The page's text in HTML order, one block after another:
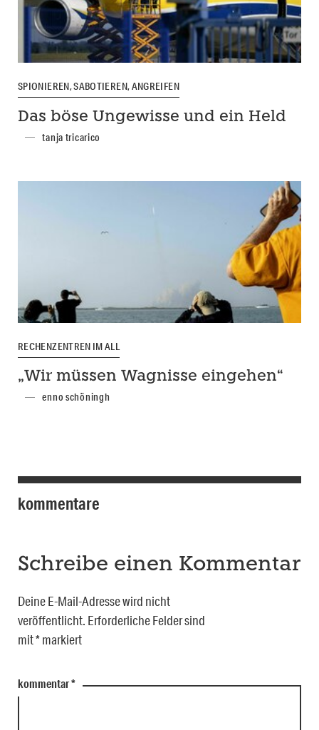
SPIONIEREN, SABOTIEREN, ANGREIFEN
Das böse Ungewisse und ein Held
tanja tricarico
RECHENZENTREN IM ALL
„Wir müssen Wagnisse eingehen“
enno schöningh
kommentare
Schreibe einen Kommentar
Deine E-Mail-Adresse wird nicht
veröffentlicht. Erforderliche Felder sind
mit*markiert
kommentar*